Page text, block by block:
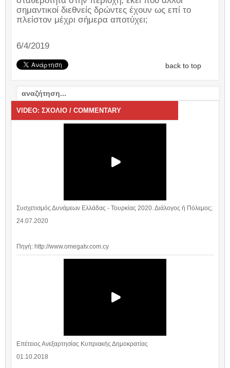
σημαντικοί διεθνείς δρώντες έχουν ως επί το
πλείστον μέχρι σήμερα αποτύχει;
6/4/2019
back to top
VIDEO: ΣΧΟΛΙΟ / COMMENTARY
Συσχετισμός Δυνάμεων Ελλάδας - Τουρκίας 2020. Διάλογος ή Πόλεμος;
24.07.2020
Πηγή: http://www.omegatv.com.cy
Επέτειος Ανεξαρτησίας Κυπριακής Δημοκρατίας
01.10.2018